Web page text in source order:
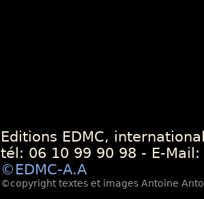
Editions EDMC,
tél: 06 10 99 90 98 - E-Mail:
©EDMC-A.A
©copyright textes et images Antoine